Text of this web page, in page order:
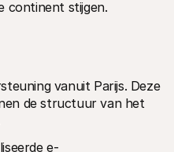
continent stijgen.
vanuit Parijs. Deze
de structuur van het
e-